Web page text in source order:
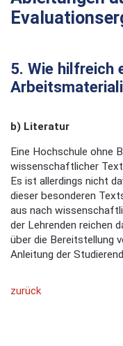
5. Wie hilfreich
b) Literatur
Eine Hochschule ohne
wissenschaftlicher
Es ist allerdings nicht
dieser besonderen
aus nach
der Lehrenden reichen
über die Bereitstellung
Anleitung der
zurück